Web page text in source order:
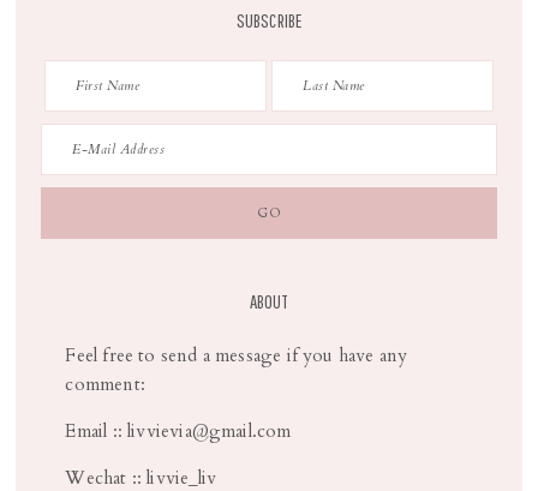
SUBSCRIBE
ABOUT
Feel free to send a message if you have any
comment:
Email :: livvievia@gmail.com
Wechat :: livvie_liv